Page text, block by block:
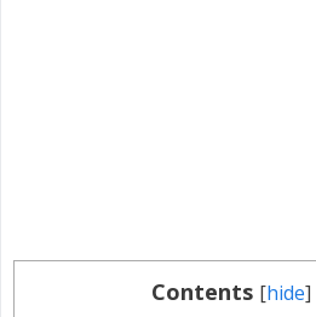
Contents [hide]